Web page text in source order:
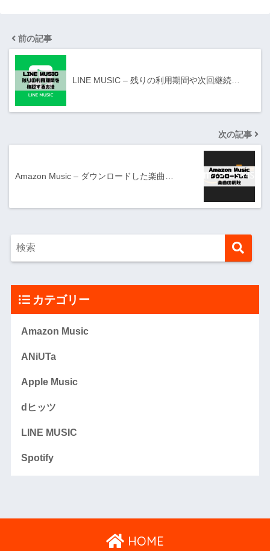
前の記事
LINE MUSIC – 残りの利用期間や次回継続…
次の記事
Amazon Music – ダウンロードした楽曲…
カテゴリー
Amazon Music
ANiUTa
Apple Music
dヒッツ
LINE MUSIC
Spotify
HOME